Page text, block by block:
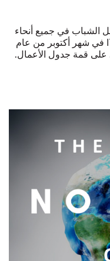
الشباب في جميع أنحاء
في شهر أكتوبر من عام